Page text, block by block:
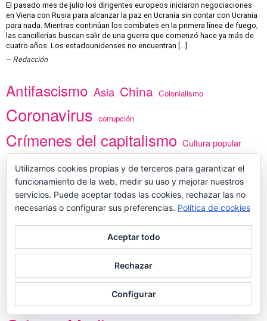
El pasado mes de julio los dirigentes europeos iniciaron negociaciones
en Viena con Rusia para alcanzar la paz en Ucrania sin contar con Ucrania
para nada. Mientras continúan los combates en la primera línea de fuego,
las cancillerías buscan salir de una guerra que comenzó hace ya más de
cuatro años. Los estadounidenses no encuentran […]
Redacción
Antifascismo Asia China Colonialismo
Coronavirus corrupción
Crímenes del capitalismo Cultura popular
Ecología Economía Política Espionaje
Estados Unidos Guerra psicológica Guerrilla
Imperialismo Informática
Israel Kurdistán Latinoamérica
Lucha ideológica Lucha obrera
Materialismo dialéctico Materialismo histórico MCI
Memoria histórica Militarismo
Utilizamos cookies propias y de terceros para garantizar el
funcionamiento de la web, medir su uso y mejorar nuestros
servicios. Puede aceptar todas las cookies, rechazar las no
necesarias o configurar sus preferencias. Política de cookies
Aceptar todo
Rechazar
Configurar